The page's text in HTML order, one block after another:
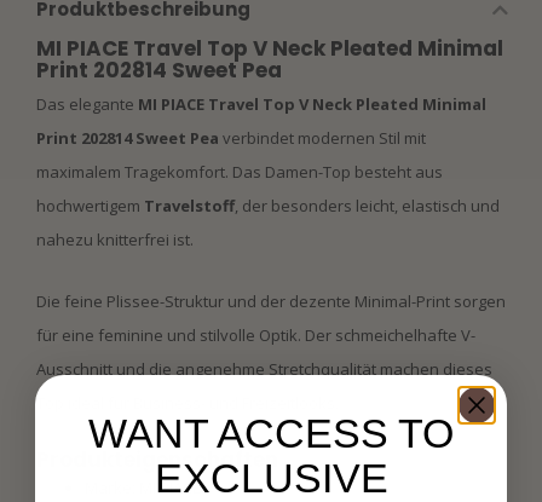
Produktbeschreibung
MI PIACE Travel Top V Neck Pleated Minimal
Print 202814 Sweet Pea
Das elegante MI PIACE Travel Top V Neck Pleated Minimal
Print 202814 Sweet Pea verbindet modernen Stil mit
maximalem Tragekomfort. Das Damen-Top besteht aus
hochwertigem Travelstoff, der besonders leicht, elastisch und
nahezu knitterfrei ist.
Die feine Plissee-Struktur und der dezente Minimal-Print sorgen
für eine feminine und stilvolle Optik. Der schmeichelhafte V-
Ausschnitt und die angenehme Stretchqualität machen dieses
Produkteigenschaften
Marke: MI PIACE
WANT ACCESS TO
EXCLUSIVE